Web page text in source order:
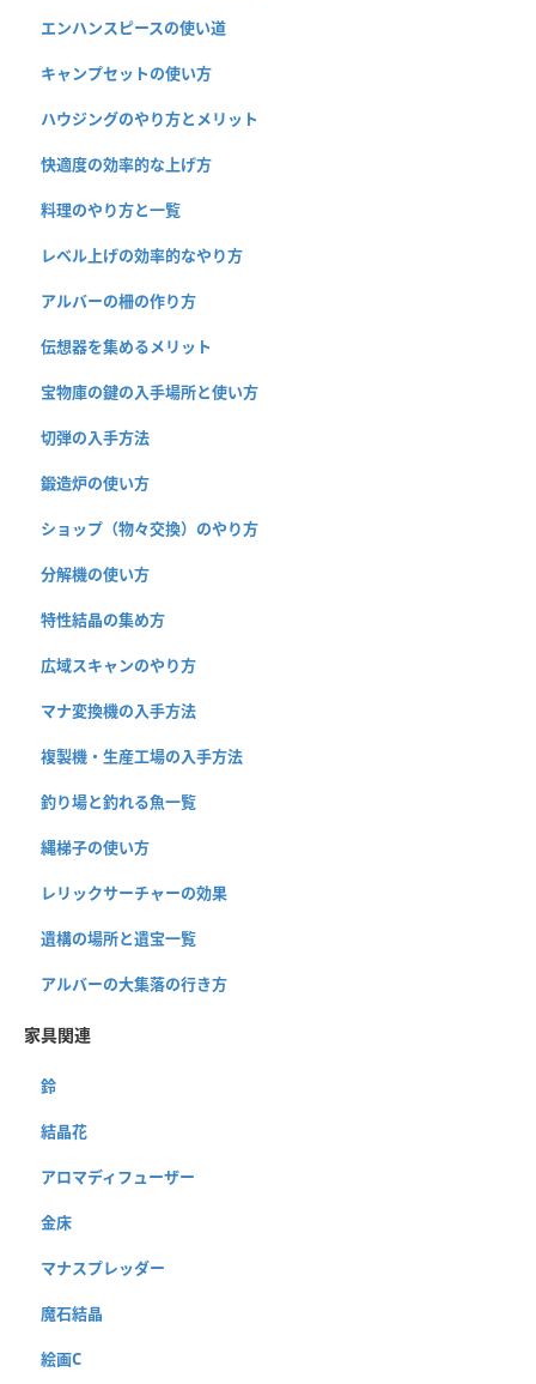
エンハンスピースの使い道
キャンプセットの使い方
ハウジングのやり方とメリット
快適度の効率的な上げ方
料理のやり方と一覧
レベル上げの効率的なやり方
アルバーの柵の作り方
伝想器を集めるメリット
宝物庫の鍵の入手場所と使い方
切弾の入手方法
鍛造炉の使い方
ショップ（物々交換）のやり方
分解機の使い方
特性結晶の集め方
広域スキャンのやり方
マナ変換機の入手方法
複製機・生産工場の入手方法
釣り場と釣れる魚一覧
縄梯子の使い方
レリックサーチャーの効果
遺構の場所と遺宝一覧
アルバーの大集落の行き方
家具関連
鈴
結晶花
アロマディフューザー
金床
マナスプレッダー
魔石結晶
絵画C